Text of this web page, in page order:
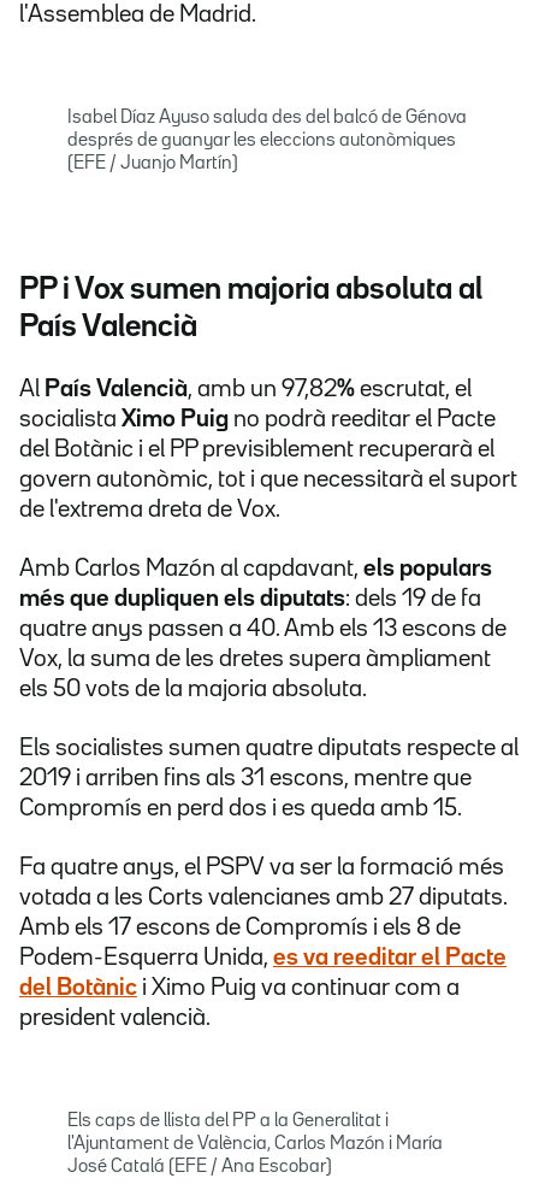
l'Assemblea de Madrid.
Isabel Díaz Ayuso saluda des del balcó de Génova
després de guanyar les eleccions autonòmiques
(EFE / Juanjo Martín)
PP i Vox sumen majoria absoluta al
País Valencià
Al País Valencià, amb un 97,82% escrutat, el
socialista Ximo Puig no podrà reeditar el Pacte
del Botànic i el PP previsiblement recuperarà el
govern autonòmic, tot i que necessitarà el suport
de l'extrema dreta de Vox.
Amb Carlos Mazón al capdavant, els populars
més que dupliquen els diputats: dels 19 de fa
quatre anys passen a 40. Amb els 13 escons de
Vox, la suma de les dretes supera àmpliament
els 50 vots de la majoria absoluta.
Els socialistes sumen quatre diputats respecte al
2019 i arriben fins als 31 escons, mentre que
Compromís en perd dos i es queda amb 15.
Fa quatre anys, el PSPV va ser la formació més
votada a les Corts valencianes amb 27 diputats.
Amb els 17 escons de Compromís i els 8 de
Podem-Esquerra Unida, es va reeditar el Pacte
del Botànic i Ximo Puig va continuar com a
president valencià.
Els caps de llista del PP a la Generalitat i
l'Ajuntament de València, Carlos Mazón i María
José Catalá (EFE / Ana Escobar)